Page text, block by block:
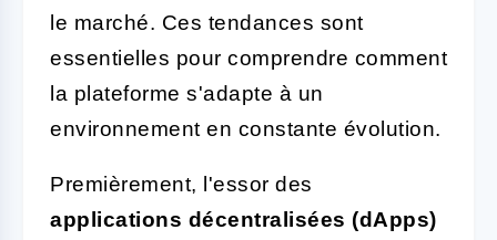
le marché. Ces tendances sont
essentielles pour comprendre comment
la plateforme s'adapte à un
environnement en constante évolution.
Premièrement, l'essor des
applications décentralisées (dApps)